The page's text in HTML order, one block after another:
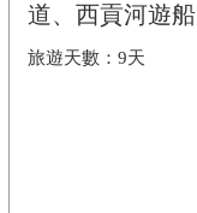
道、西貢河遊船
9天